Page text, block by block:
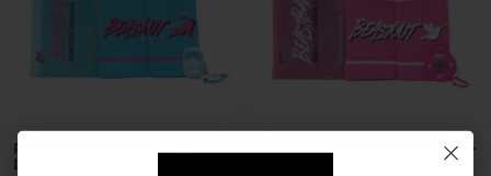
PACK MUÑEQUERA AZUL +
LLAVERO A JUEGO
PACK MUÑEQUERA ROSA +